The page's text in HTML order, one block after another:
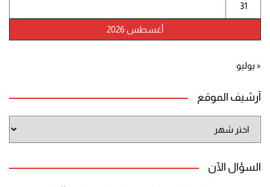
أغسطس 2026
31
« يوليو
أرشيف الموقع
الموقع
السؤال الآن